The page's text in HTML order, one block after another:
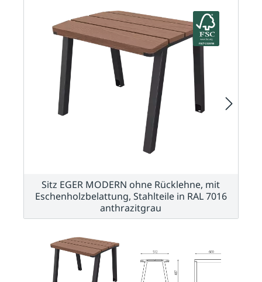
Sitz EGER MODERN ohne Rücklehne, mit
Eschenholzbelattung, Stahlteile in RAL 7016
anthrazitgrau